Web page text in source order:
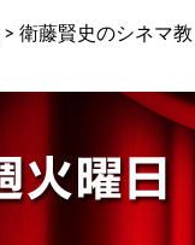
> 衛藤賢史のシネマ教